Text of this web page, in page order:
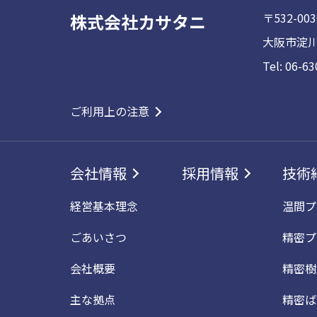
株式会社カサタニ
〒532-
大阪市淀
Tel: 06-
ご利用上の注意
会社情報
経営基本理念
ごあいさつ
会社概要
主な拠点
採用情報 技術
温間
精密
精密
精密